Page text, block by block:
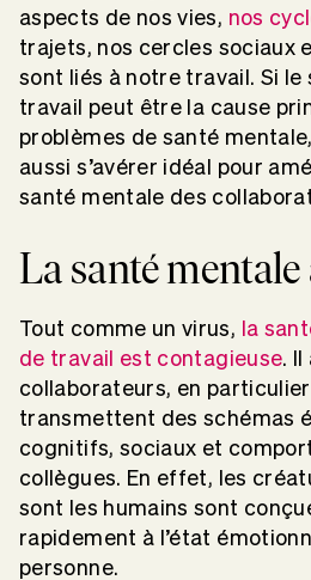
aspects de nos vies, nos
trajets, nos cercles sociaux
sont liés à notre travail. Si le
travail peut être la cause
problèmes de santé
aussi s’avérer idéal pour
santé mentale des
La santé
Tout comme un virus, la
de travail est contagieuse. Il
collaborateurs, en
transmettent des schémas
cognitifs, sociaux et
collègues. En effet, les
sont les humains sont
rapidement à l’état
personne.